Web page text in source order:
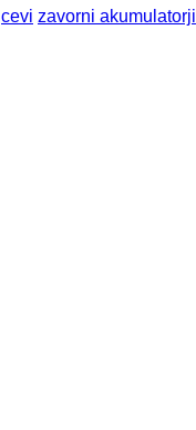
cevi zavorni akumulatorji